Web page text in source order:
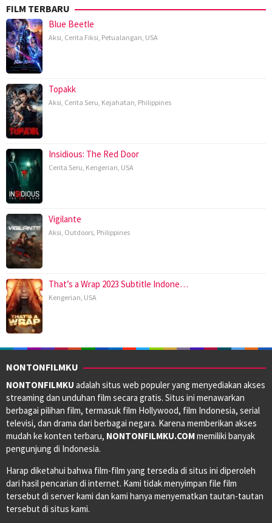
FILM TERBARU
Blue Beetle
Aksi, Cerita Fiksi, Petualangan, USA
Topakk
Aksi, Cerita Seru, Kejahatan, Philippines
Insidious: The Red Door
Cerita Seru, Kengerian, USA
Vigilante
Aksi, Outdoors, Philippines
That’s a Wrap 2023 Subtitle Indone…
Kengerian, USA
NONTONFILMKU
NONTONFILMKU adalah situs web populer yang menyediakan akses
streaming dan unduhan film secara gratis. Situs ini menawarkan
berbagai pilihan film, termasuk film Hollywood, film Indonesia, serial
televisi, dan drama dari berbagai negara. Karena memberikan akses
mudah ke konten terbaru, NONTONFILMKU.COMmemiliki banyak
pengunjung di Indonesia.
Harap diketahui bahwa film-film yang tersedia di situs ini diperoleh
dari hasil pencarian di internet. Kami tidak menyimpan file film
tersebut di server kami dan kami hanya menyematkan tautan-tautan
tersebut di situs kami.